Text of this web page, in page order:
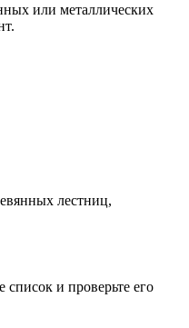
или металлических
лестниц,
и проверьте его